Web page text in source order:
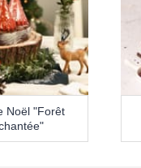
Noël "Forêt